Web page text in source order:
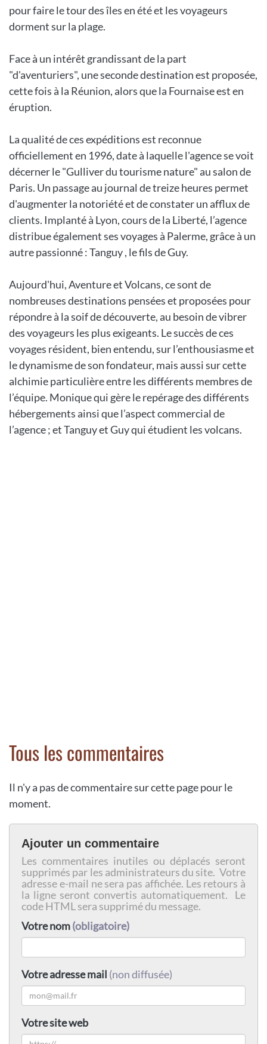
pour faire le tour des îles en été et les voyageurs
dorment sur la plage.
Face à un intérêt grandissant de la part
"d'aventuriers", une seconde destination est proposée,
cette fois à la Réunion, alors que la Fournaise est en
éruption.
La qualité de ces expéditions est reconnue
officiellement en 1996, date à laquelle l'agence se voit
décerner le "Gulliver du tourisme nature" au salon de
Paris. Un passage au journal de treize heures permet
d'augmenter la notoriété et de constater un afflux de
clients. Implanté à Lyon, cours de la Liberté, l’agence
distribue également ses voyages à Palerme, grâce à un
autre passionné : Tanguy , le fils de Guy.
Aujourd'hui, Aventure et Volcans, ce sont de
nombreuses destinations pensées et proposées pour
répondre à la soif de découverte, au besoin de vibrer
des voyageurs les plus exigeants. Le succès de ces
voyages résident, bien entendu, sur l’enthousiasme et
le dynamisme de son fondateur, mais aussi sur cette
alchimie particulière entre les différents membres de
l’équipe. Monique qui gère le repérage des différents
hébergements ainsi que l’aspect commercial de
l’agence ; et Tanguy et Guy qui étudient les volcans.
Tous les commentaires
Il n'y a pas de commentaire sur cette page pour le
moment.
Ajouter un commentaire
Les commentaires inutiles ou déplacés seront
supprimés par les administrateurs du site. Votre
adresse e-mail ne sera pas affichée. Les retours à
la ligne seront convertis automatiquement. Le
code HTML sera supprimé du message.
Votre nom(obligatoire)
Votre adresse mail (non diffusée)
Votre site web